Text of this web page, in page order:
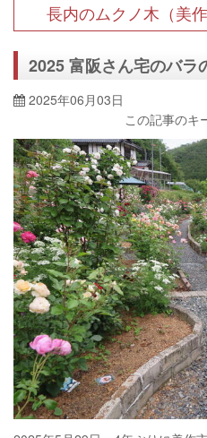
長内のムクノ木（美
2025 富阪さん宅のバラ
2025年06月03日
この記事のキ